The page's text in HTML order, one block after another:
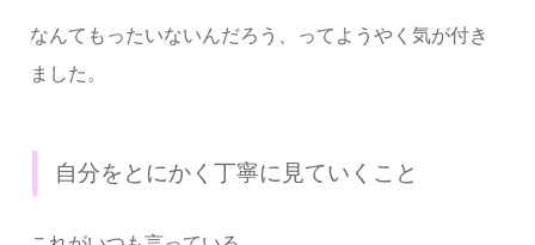
なんてもったいないんだろう、ってようやく気が付き
ました。
自分をとにかく丁寧に見ていくこと